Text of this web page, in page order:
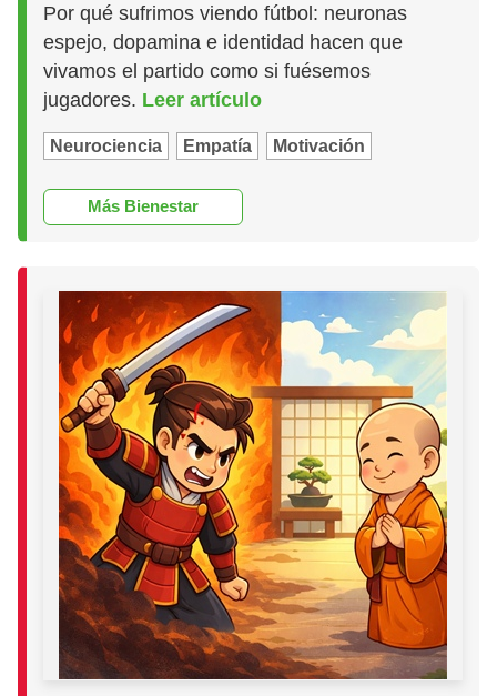
Por qué sufrimos viendo fútbol: neuronas
espejo, dopamina e identidad hacen que
vivamos el partido como si fuésemos
jugadores. Leer artículo
Neurociencia Empatía Motivación
Más Bienestar